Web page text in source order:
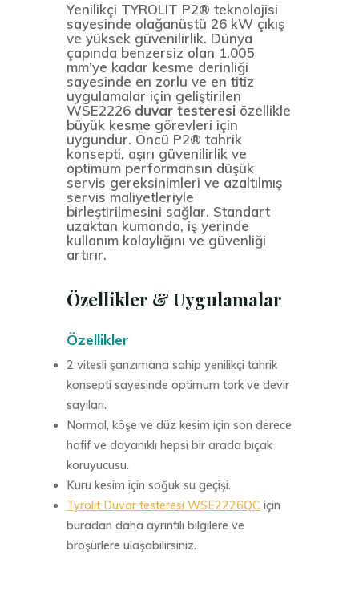
Yenilikçi TYROLIT P2® teknolojisi
sayesinde olağanüstü 26 kW çıkış
ve yüksek güvenilirlik. Dünya
çapında benzersiz olan 1.005
mm’ye kadar kesme derinliği
sayesinde en zorlu ve en titiz
uygulamalar için geliştirilen
WSE2226 duvar testeresi özellikle
büyük kesme görevleri için
uygundur. Öncü P2® tahrik
konsepti, aşırı güvenilirlik ve
optimum performansın düşük
servis gereksinimleri ve azaltılmış
servis maliyetleriyle
birleştirilmesini sağlar. Standart
uzaktan kumanda, iş yerinde
kullanım kolaylığını ve güvenliği
artırır.
Özellikler & Uygulamalar
Özellikler
2 vitesli şanzımana sahip yenilikçi tahrik
konsepti sayesinde optimum tork ve devir
sayıları.
Normal, köşe ve düz kesim için son derece
hafif ve dayanıklı hepsi bir arada bıçak
koruyucusu.
Kuru kesim için soğuk su geçişi.
Tyrolit Duvar testeresi WSE2226QC için
buradan daha ayrıntılı bilgilere ve
broşürlere ulaşabilirsiniz.